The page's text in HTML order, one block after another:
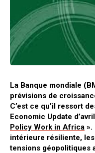
La Banque mondiale
prévisions de
C’est ce qu’il ressort
Economic Update
Policy Work in Africa ».
intérieure résiliente,
tensions géopolitiques